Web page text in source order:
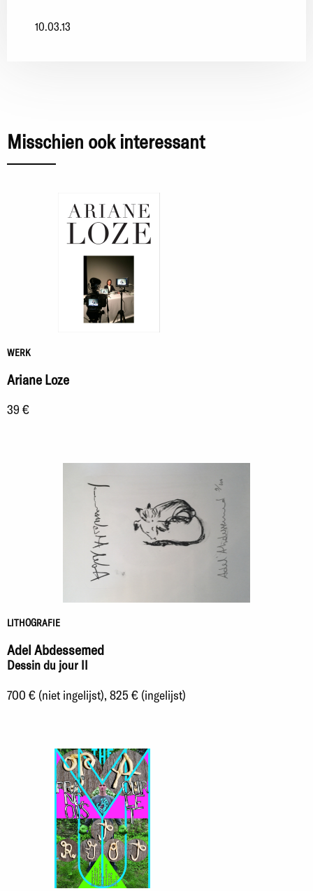
10.03.13
Misschien ook interessant
WERK
Ariane Loze
39 €
LITHOGRAFIE
Adel Abdessemed
Dessin du jour II
700 € (niet ingelijst), 825 € (ingelijst)